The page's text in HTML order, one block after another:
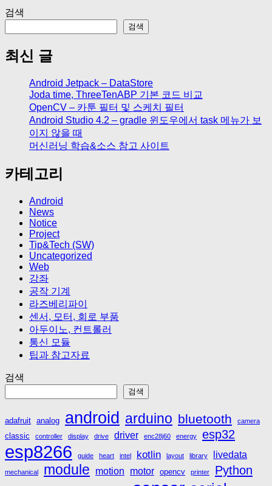
검색
검색
최신 글
Android Jetpack – DataStore
Joda time, ThreeTenABP 기본 코드 비교
OpenCV – 카툰 필터 및 스케치 필터
Android Studio 4.2 – gradle 윈도우에서 task 메뉴가 보
이지 않을 때
머신러닝 학습&소스 참고 사이트
카테고리
Android
News
Notice
Project
Tip&Tech (SW)
Uncategorized
Web
강좌
공작 기계
라즈베리파이
센서, 모터, 회로 부품
아두이노, 컨트롤러
통신 모듈
팁과 참고자료
검색
검색
adafruit analog android arduino bluetooth camera
classic controller display drive driver enc28j60 energy esp32
esp8266 guide heart intel kotlin layout library livedata
mechanical module motion motor opencv printer Python